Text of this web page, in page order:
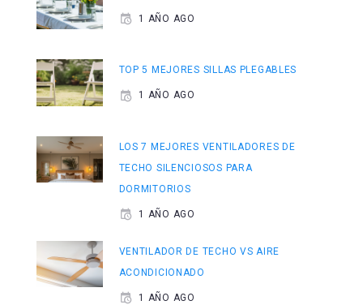
1 AÑO AGO
TOP 5 MEJORES SILLAS PLEGABLES
1 AÑO AGO
LOS 7 MEJORES VENTILADORES DE
TECHO SILENCIOSOS PARA
DORMITORIOS
1 AÑO AGO
VENTILADOR DE TECHO VS AIRE
ACONDICIONADO
1 AÑO AGO